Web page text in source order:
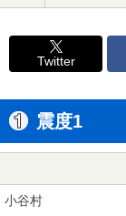
Twitter
震度1
小谷村